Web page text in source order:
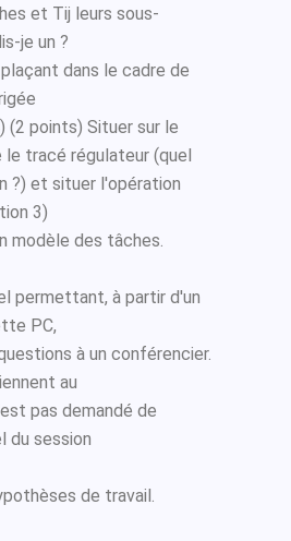
et Tij leurs sous-
je un ?
dans le cadre de
(2 points) Situer sur le
tracé régulateur (quel
?) et situer l'opération
3)
modèle des tâches.
permettant, à partir d'un
PC,
à un conférencier.
au
pas demandé de
du session
de travail.